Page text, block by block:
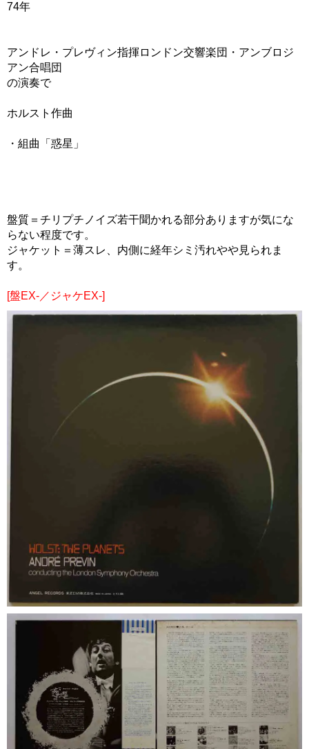
74年
アンドレ・プレヴィン指揮ロンドン交響楽団・アンブロジ
アン合唱団
の演奏で
ホルスト作曲
・組曲「惑星」
盤質＝チリプチノイズ若干聞かれる部分ありますが気にな
らない程度です。
ジャケット＝薄スレ、内側に経年シミ汚れやや見られま
す。
[盤EX-／ジャケEX-]